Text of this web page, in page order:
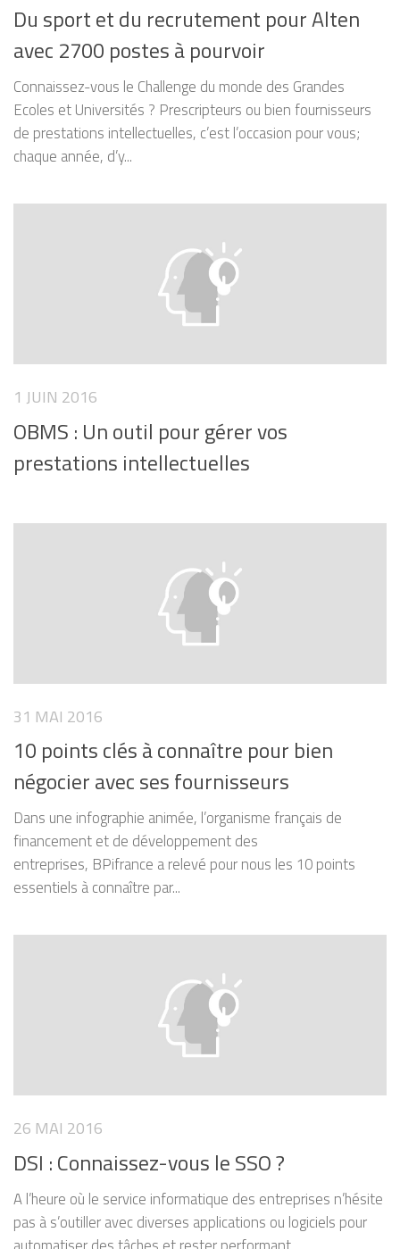
Du sport et du recrutement pour Alten
avec 2700 postes à pourvoir
Connaissez-vous le Challenge du monde des Grandes
Ecoles et Universités ? Prescripteurs ou bien fournisseurs
de prestations intellectuelles, c’est l’occasion pour vous;
chaque année, d’y...
1 JUIN 2016
OBMS : Un outil pour gérer vos
prestations intellectuelles
31 MAI 2016
10 points clés à connaître pour bien
négocier avec ses fournisseurs
Dans une infographie animée, l’organisme français de
financement et de développement des
entreprises, BPifrance a relevé pour nous les 10 points
essentiels à connaître par...
26 MAI 2016
DSI : Connaissez-vous le SSO ?
A l’heure où le service informatique des entreprises n’hésite
pas à s’outiller avec diverses applications ou logiciels pour